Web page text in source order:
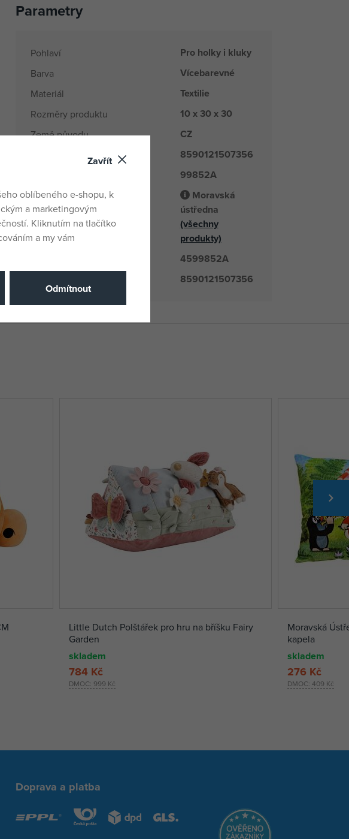
Parametry
Pohlaví Pro holky i kluky
Barva Vícebarevné
Materiál Textilie
Rozměry produktu 10 x 30 x 30
Země původu CZ
8590121507356
99852A
Výrobce / Dodavatel
Moravská
ústředna
(všechny
produkty)
4599852A
8590121507356
Little Dutch Polštářek pro hru na bříšku Fairy
Garden
skladem
DMOC: 999 Kč
784 Kč
Moravská
kapela
skladem
DMOC: 409 Kč
276 Kč
Doprava a platba
Zavřít
oblíbeného e-shopu, k
a marketingovým
Kliknutím na tlačítko
a my vám
Odmítnout